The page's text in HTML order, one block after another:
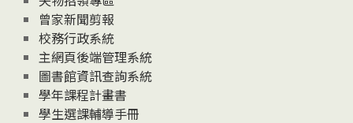
曾家新聞剪報
校務行政系統
主網頁後端管理系統
圖書館資訊查詢系統
學年課程計畫書
學生選課輔導手冊